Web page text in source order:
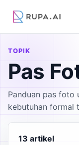
TOPIK
Pas
Panduan pas foto
kebutuhan formal
13 artikel